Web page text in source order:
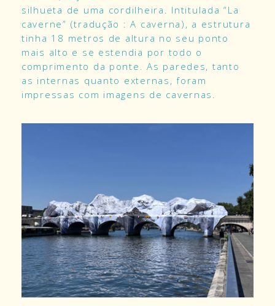
silhueta de uma cordilheira. Intitulada “La
caverne” (tradução : A caverna), a estrutura
tinha 18 metros de altura no seu ponto
mais alto e se estendia por todo o
comprimento da ponte. As paredes, tanto
as internas quanto externas, foram
impressas com imagens de cavernas.